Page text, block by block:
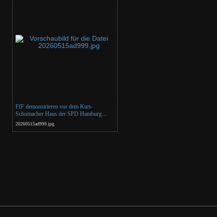
FfF demonstrieren vor dem Kurt-
Schumacher Haus der SPD Hamburg
gegen das Gebäudemodernisierungsgesetz
20260515ad999.jpg